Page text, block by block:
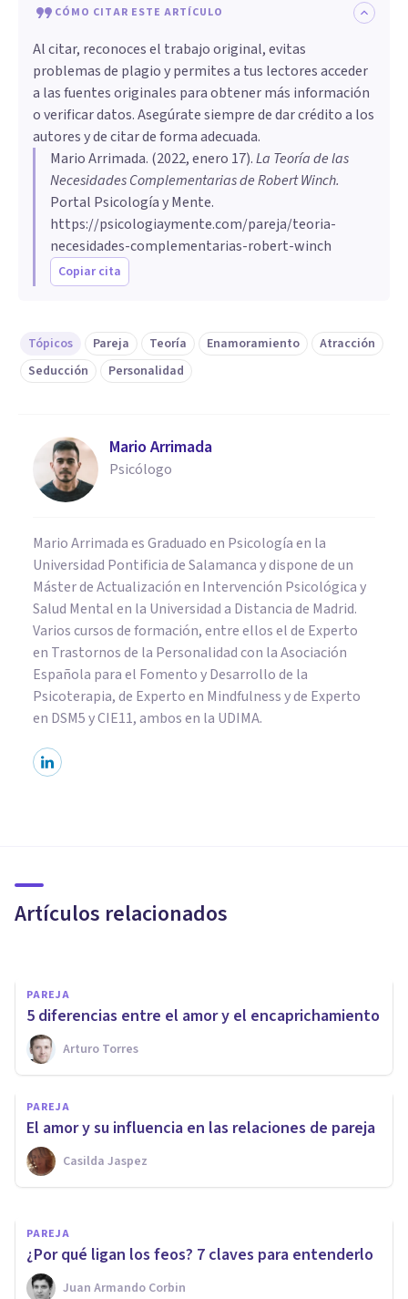
CÓMO CITAR ESTE ARTÍCULO
Al citar, reconoces el trabajo original, evitas
problemas de plagio y permites a tus lectores acceder
a las fuentes originales para obtener más información
o verificar datos. Asegúrate siempre de dar crédito a los
autores y de citar de forma adecuada.
Mario Arrimada. (2022, enero 17).La Teoría de las
Necesidades Complementarias de Robert Winch.
Portal Psicología y Mente.
https://psicologiaymente.com/pareja/teoria-
necesidades-complementarias-robert-winch
Copiar cita
Tópicos Pareja Teoría Enamoramiento
Atracción
Seducción
Personalidad
Mario Arrimada
Psicólogo
Mario Arrimada es Graduado en Psicología en la
Universidad Pontificia de Salamanca y dispone de un
Máster de Actualización en Intervención Psicológica y
Salud Mental en la Universidad a Distancia de Madrid.
Varios cursos de formación, entre ellos el de Experto
en Trastornos de la Personalidad con la Asociación
Española para el Fomento y Desarrollo de la
Psicoterapia, de Experto en Mindfulness y de Experto
en DSM5 y CIE11, ambos en la UDIMA.
Artículos relacionados
por la inteligencia
PAREJA
5 diferencias entre el amor y el encaprichamiento
Arturo Torres
PAREJA
El amor y su influencia en las relaciones de pareja
Casilda Jaspez
PAREJA
¿El físico importa a la hora de
ligar? 3 reflexiones sobre la
belleza
Marc Noè Picazo
PAREJA
¿Por qué ligan los feos? 7 claves para entenderlo
Juan Armando Corbin